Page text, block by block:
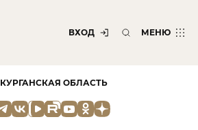
ВХОД МЕНЮ
КУРГАНСКАЯ ОБЛАСТЬ